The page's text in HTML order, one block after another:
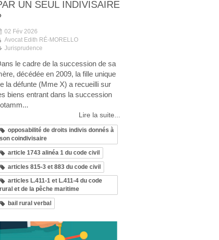
UN SEUL INDIVISAIRE
02 Fév 2026
Avocat Edith RÉ-MORELLO
Jurisprudence
le cadre de la succession de sa
décédée en 2009, la fille unique
la défunte (Mme X) a recueilli sur
biens entrant dans la succession
Lire la suite...
opposabilité de droits indivis donnés à
son coindivisaire
article 1743 alinéa 1 du code civil
articles 815-3 et 883 du code civil
articles L.411-1 et L.411-4 du code
rural et de la pêche maritime
bail rural verbal